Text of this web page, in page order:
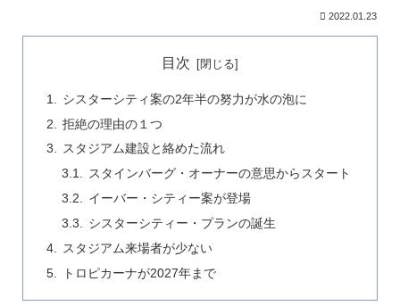
2022.01.23
目次
シスターシティ案の2年半の努力が水の泡に
拒絶の理由の１つ
スタジアム建設と絡めた流れ
スタインバーグ・オーナーの意思からスタート
イーバー・シティー案が登場
シスターシティー・プランの誕生
スタジアム来場者が少ない
トロピカーナが2027年まで